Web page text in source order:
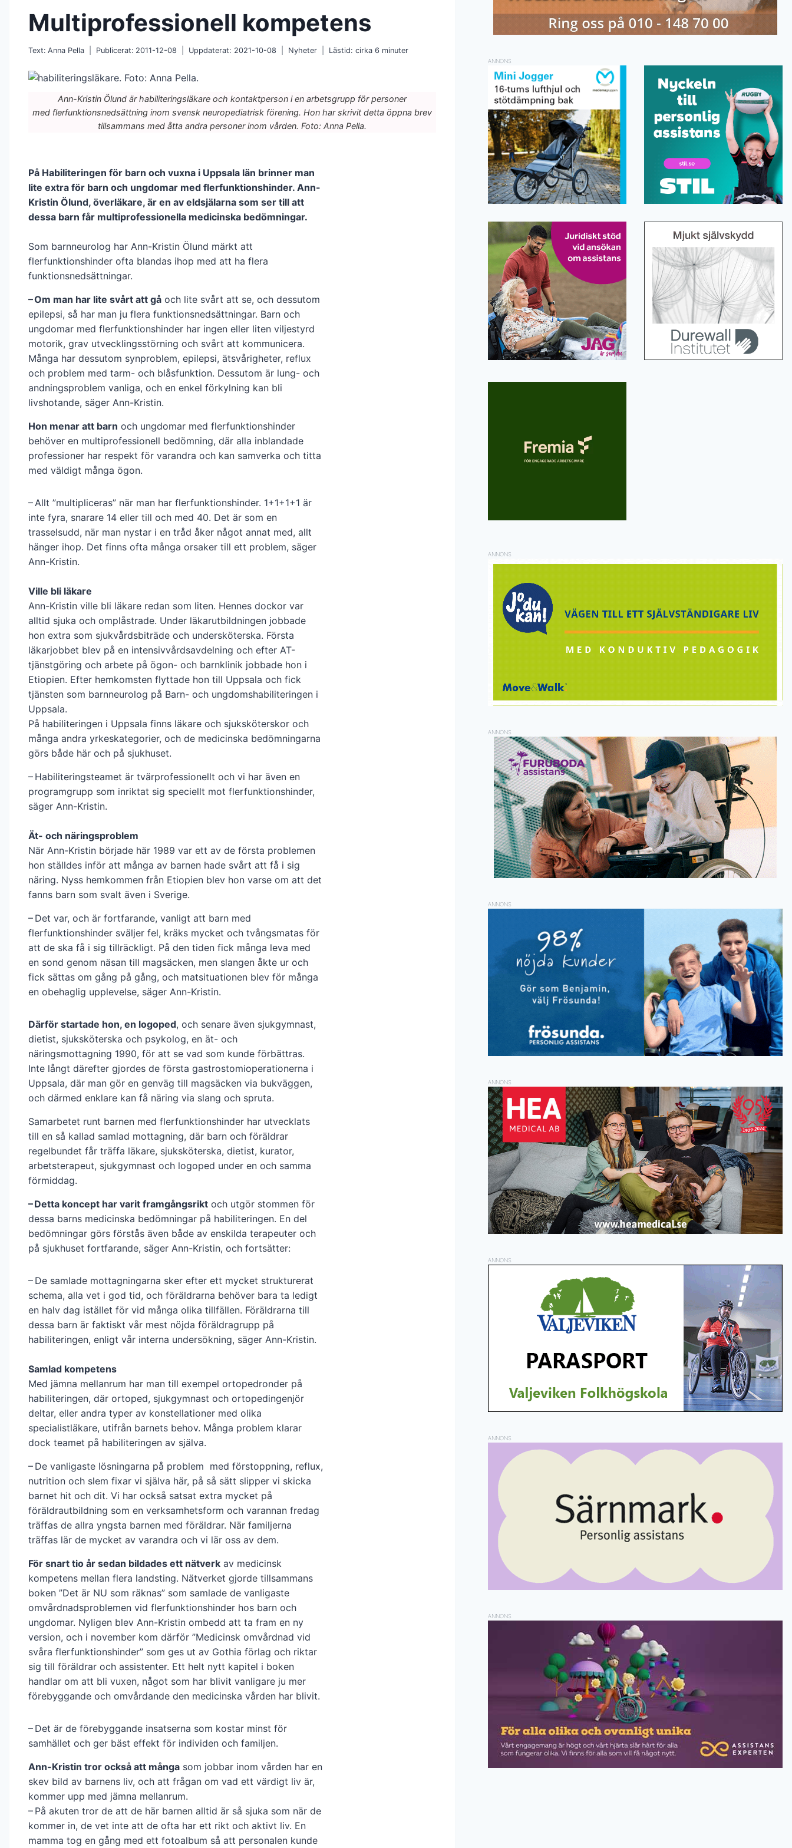
Multiprofessionell kompetens
Text: Anna Pella Publicerat: 2011-12-08 Uppdaterat: 2021-10-08 Nyheter Lästid: cirka 6 minuter
Ann-Kristin Ölund är habiliteringsläkare och kontaktperson i en arbetsgrupp för personer
med flerfunktionsnedsättning inom svensk neuropediatrisk förening. Hon har skrivit detta öppna brev
tillsammans med åtta andra personer inom vården. Foto: Anna Pella.
På Habiliteringen för barn och vuxna i Uppsala län brinner man
lite extra för barn och ungdomar med flerfunktionshinder. Ann-
Kristin Ölund, överläkare, är en av eldsjälarna som ser till att
dessa barn får multiprofessionella medicinska bedömningar.
Som barnneurolog har Ann-Kristin Ölund märkt att
flerfunktionshin­der ofta blandas ihop med att ha flera
funktionsnedsättningar.
– Om man har lite svårt att gå och lite svårt att se, och dessutom
epilepsi, så har man ju flera funktionsnedsättningar. Barn och
ungdomar med flerfunktionshinder har ingen eller liten viljestyrd
motorik, grav utvecklingsstörning och svårt att kommunicera.
Många har dessutom synproblem, epilepsi, ätsvårigheter, reflux
och problem med tarm- och blåsfunktion. Dessutom är lung- och
andningsproblem vanliga, och en enkel förkylning kan bli
livshotande, säger Ann-Kristin.
Hon menar att barn och ungdomar med flerfunktionshinder
behöver en multiprofessionell bedömning, där alla inblandade
professioner har respekt för varandra och kan samverka och titta
med väldigt många ögon.
– Allt ”multipliceras” när man har flerfunktionshinder. 1+1+1+1 är
inte fyra, snarare 14 eller till och med 40. Det är som en
trasselsudd, när man nystar i en tråd åker något annat med, allt
hänger ihop. Det finns ofta många orsaker till ett problem, säger
Ann-Kristin.
Ville bli läkare
Ann-Kristin ville bli läkare redan som liten. Hennes dockor var
alltid sjuka och omplåstrade. Under läkarutbildningen jobbade
hon extra som sjukvårdsbiträde och undersköterska. Första
läkarjobbet blev på en intensivvårdsavdelning och efter AT-
tjänstgöring och arbete på ögon- och barnklinik jobbade hon i
Etiopien. Efter hemkomsten flyttade hon till Uppsala och fick
tjänsten som barnneurolog på Barn- och ungdomshabiliteringen i
Uppsala.
På habiliteringen i Uppsala finns läkare och sjuksköterskor och
många andra yrkeskategorier, och de medicinska bedömningarna
görs både här och på sjukhuset.
– Habiliteringsteamet är tvärprofessionellt och vi har även en
programgrupp som inriktat sig speciellt mot flerfunktionshinder,
säger Ann-Kristin.
Ät- och näringsproblem
När Ann-Kristin började här 1989 var ett av de första problemen
hon ställdes inför att många av barnen hade svårt att få i sig
näring. Nyss hemkommen från Etiopien blev hon varse om att det
fanns barn som svalt även i Sverige.
– Det var, och är fortfarande, vanligt att barn med
flerfunktionshinder sväljer fel, kräks mycket och tvångsmatas för
att de ska få i sig tillräckligt. På den tiden fick många leva med
en sond genom näsan till magsäcken, men slangen åkte ur och
fick sättas om gång på gång, och matsituationen blev för många
en obehaglig upplevelse, säger Ann-Kristin.
Därför startade hon, en logoped, och senare även sjukgymnast,
dietist, sjuksköterska och psykolog, en ät- och
näringsmottagning 1990, för att se vad som kunde förbättras.
Inte långt därefter gjordes de första gastrostomioperationerna i
Uppsala, där man gör en genväg till magsäcken via bukväggen,
och därmed enklare kan få näring via slang och spruta.
Samarbetet runt barnen med flerfunktionshinder har utvecklats
till en så kallad samlad mottagning, där barn och föräldrar
regelbundet får träffa läkare, sjuksköterska, dietist, kurator,
arbetsterapeut, sjukgymnast och logoped under en och samma
förmiddag.
– Detta koncept har varit framgångsrikt och utgör stommen för
dessa barns medicinska bedömningar på habiliteringen. En del
bedömningar görs förstås även både av enskilda terapeuter och
på sjukhuset fortfarande, säger Ann-Kristin, och fortsätter:
– De samlade mottagningarna sker efter ett mycket strukturerat
schema, alla vet i god tid, och föräldrarna behöver bara ta ledigt
en halv dag istället för vid många olika tillfällen. Föräldrarna till
dessa barn är faktiskt vår mest nöjda föräldragrupp på
habiliteringen, enligt vår interna undersökning, säger Ann-Kristin.
Samlad kompetens
Med jämna mellanrum har man till exempel ortopedronder på
habiliteringen, där ortoped, sjukgymnast och ortopedingenjör
deltar, eller andra typer av konstellationer med olika
specialistläkare, utifrån barnets behov. Många problem klarar
dock teamet på habiliteringen av själva.
– De vanligaste lösningarna på problem med förstoppning, reflux,
nutrition och slem fixar vi själva här, på så sätt slipper vi skicka
barnet hit och dit. Vi har också satsat extra mycket på
föräldrautbildning som en verksamhetsform och varannan fredag
träffas de allra yngsta barnen med föräldrar. När familjerna
träffas lär de mycket av varandra och vi lär oss av dem.
För snart tio år sedan bildades ett nätverk av medicinsk
kompetens mellan flera landsting. Nätverket gjorde tillsammans
boken ”Det är NU som räknas” som samlade de vanligaste
omvårdnadsproblemen vid flerfunktionshinder hos barn och
ungdomar. Nyligen blev Ann-Kristin ombedd att ta fram en ny
version, och i november kom därför ”Medicinsk omvårdnad vid
svåra flerfunktionshinder” som ges ut av Gothia förlag och riktar
sig till föräldrar och assistenter. Ett helt nytt kapitel i boken
handlar om att bli vuxen, något som har blivit vanligare ju mer
förebyggande och omvårdande den medicinska vården har blivit.
– Det är de förebyggande insatserna som kostar minst för
samhället och ger bäst effekt för individen och familjen.
Ann-Kristin tror också att många som jobbar inom vården har en
skev bild av barnens liv, och att frågan om vad ett värdigt liv är,
kommer upp med jämna mellanrum.
– På akuten tror de att de här barnen alltid är så sjuka som när de
kommer in, de vet inte att de ofta har ett rikt och aktivt liv. En
mamma tog en gång med ett fotoalbum så att personalen kunde
ANNONS
ANNONS
ANNONS
ANNONS
ANNONS
ANNONS
ANNONS
ANNONS